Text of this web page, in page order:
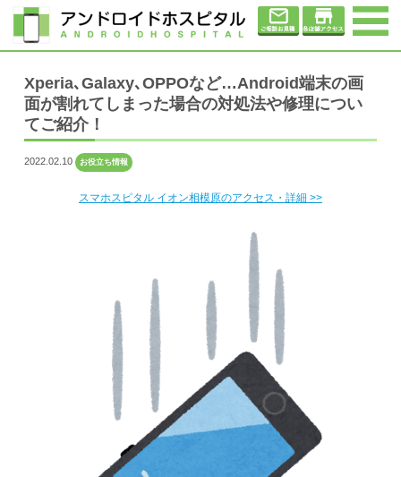
Xperia､Galaxy､OPPOなど…Android端末の画
面が割れてしまった場合の対処法や修理につい
てご紹介！
2022.02.10 お役立ち情報
スマホスピタル イオン相模原のアクセス・詳細 >>